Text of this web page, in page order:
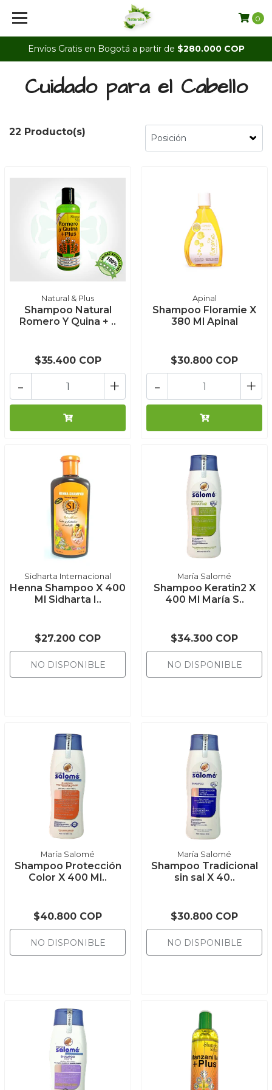
Envíos Gratis en Bogotá a partir de $280.000 COP
0
Cuidado para el Cabello
22 Producto(s)
Natural & Plus
Shampoo Natural
Romero Y Quina + ..
$35.400 COP
+
-
Apinal
Shampoo Floramie X
380 Ml Apinal
$30.800 COP
+
-
Sidharta Internacional
Henna Shampoo X 400
Ml Sidharta I..
$27.200 COP
NO DISPONIBLE
María Salomé
Shampoo Keratin2 X
400 Ml María S..
$34.300 COP
NO DISPONIBLE
María Salomé
Shampoo Protección
Color X 400 Ml..
$40.800 COP
NO DISPONIBLE
María Salomé
Shampoo Tradicional
sin sal X 40..
$30.800 COP
NO DISPONIBLE